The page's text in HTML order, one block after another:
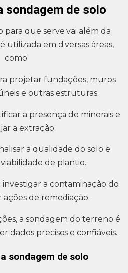
sondagem de solo
para que serve vai além da
utilizada em diversas áreas,
como:
projetar fundações, muros
e outras estruturas.
a presença de minerais e
a extração.
a qualidade do solo e
de plantio.
investigar a contaminação do
ações de remediação.
a sondagem do terreno é
dados precisos e confiáveis.
sondagem de solo